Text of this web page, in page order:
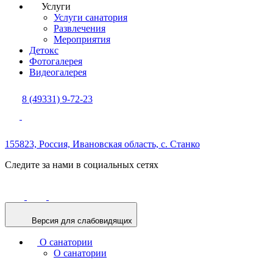
Услуги
Услуги санатория
Развлечения
Мероприятия
Детокс
Фотогалерея
Видеогалерея
8 (49331) 9-72-23
155823, Россия, Ивановская область, с. Станко
Следите за нами в социальных сетях
Версия для слабовидящих
О санатории
О санатории